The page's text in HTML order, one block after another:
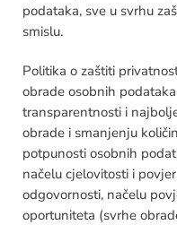
podataka, sve u svrhu
smislu.
Politika o zaštiti
obrade osobnih
transparentnosti i
obrade i smanjenju
potpunosti osobnih
načelu cjelovitosti i
odgovornosti, načelu
oportuniteta (svrhe